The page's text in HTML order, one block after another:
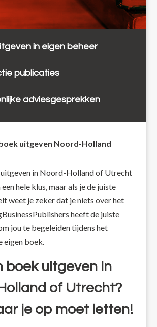
in eigen beheer
publicaties
adviesgesprekken
uitgeven Noord-Holland
in Noord-Holland of Utrecht
hele klus, maar als je de juiste
weet je zeker dat je niets over het
heeft de juiste
jou te begeleiden tijdens het
eigen boek.
boek uitgeven in
of Utrecht?
je op moet letten!